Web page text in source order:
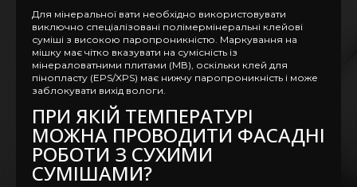
Для мінеральної вати необхідно використовувати
виключно спеціалізовані полімермінеральні клейові
суміші з високою паропроникністю. Маркування на
мішку має чітко вказувати на сумісність із
мінераловатними плитами (МВ), оскільки клей для
пінопласту (EPS/XPS) має нижчу паропроникність і може
заблокувати вихід вологи.
ПРИ ЯКІЙ ТЕМПЕРАТУРІ
МОЖНА ПРОВОДИТИ ФАСАДНІ
РОБОТИ З СУХИМИ
СУМІШАМИ?